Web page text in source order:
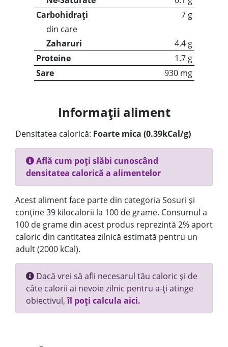
Carbohidrați
7 g
din care
Zaharuri
4.4 g
Proteine
1.7 g
Sare
930 mg
Informații aliment
Densitatea calorică: Foarte mica (0.39kCal/g)
Află cum poți slăbi cunoscând
densitatea calorică a alimentelor
Acest aliment face parte din categoria Sosuri și
conține 39 kilocalorii la 100 de grame. Consumul a
100 de grame din acest produs reprezintă 2% aport
caloric din cantitatea zilnică estimată pentru un
adult (2000 kCal).
Dacă vrei să afli necesarul tău caloric și de
câte calorii ai nevoie zilnic pentru a-ți atinge
obiectivul,îl poți calcula aici.